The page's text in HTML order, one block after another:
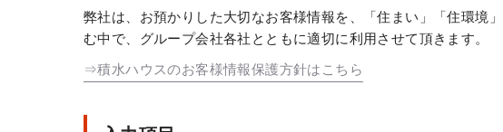
弊社は、お預かりした大切なお客様情報を、「住まい」「住環境
む中で、グループ会社各社とともに適切に利用させて頂きます。
⇒積水ハウスのお客様情報保護方針はこちら